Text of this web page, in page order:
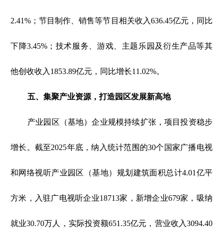
2.41%；节目制作、销售等节目相关收入636.45亿元，同比
下降3.45%；技术服务、游戏、主题乐园及衍生产品等其
他创收收入1853.89亿元，同比增长11.02%。
五、集聚产业资源，打造园区发展新高地
产业园区（基地）企业规模持续扩张，项目投资稳步
增长。截至2025年底，纳入统计范围的30个国家广播电视
和网络视听产业园区（基地）规划建筑面积总计4.01亿平
方米，入驻广电视听企业18713家，新增企业679家，吸纳
就业30.70万人，实际投资额651.35亿元，营业收入3094.40